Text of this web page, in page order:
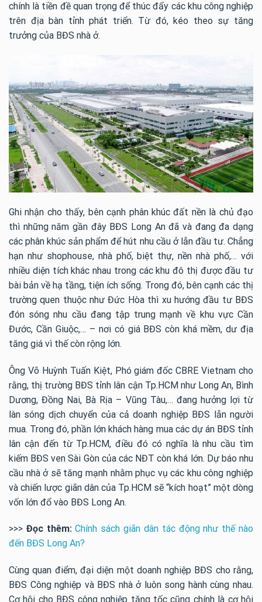
chính là tiền đề quan trọng để thúc đẩy các khu công nghiệp
trên địa bàn tỉnh phát triển. Từ đó, kéo theo sự tăng
trưởng của BĐS nhà ở.
Ghi nhận cho thấy, bên cạnh phân khúc đất nền là chủ đạo
thì những năm gần đây BĐS Long An đã và đang đa dạng
các phân khúc sản phẩm để hút nhu cầu ở lẫn đầu tư. Chẳng
hạn như shophouse, nhà phố, biệt thự, nền nhà phố,… với
nhiều diện tích khác nhau trong các khu đô thị được đầu tư
bài bản về hạ tầng, tiện ích sống. Trong đó, bên cạnh các thị
trường quen thuộc như Đức Hòa thì xu hướng đầu tư BĐS
đón sóng nhu cầu đang tập trung mạnh về khu vực Cần
Đước, Cần Giuộc,… – nơi có giá BĐS còn khá mềm, dư địa
tăng giá vì thế còn rộng lớn.
Ông Võ Huỳnh Tuấn Kiệt, Phó giám đốc CBRE Vietnam cho
rằng, thị trường BĐS tỉnh lân cận Tp.HCM như Long An, Bình
Dương, Đồng Nai, Bà Rịa – Vũng Tàu,… đang hưởng lợi từ
làn sóng dịch chuyển của cả doanh nghiệp BĐS lẫn người
mua. Trong đó, phần lớn khách hàng mua các dự án BĐS tỉnh
lân cận đến từ Tp.HCM, điều đó có nghĩa là nhu cầu tìm
kiếm BĐS ven Sài Gòn của các NĐT còn khá lớn. Dự báo nhu
cầu nhà ở sẽ tăng mạnh nhằm phục vụ các khu công nghiệp
và chiến lược giãn dân của Tp.HCM sẽ “kích hoạt” một dòng
vốn lớn đổ vào BĐS Long An.
>>> Đọc thêm: Chính sách giãn dân tác động như thế nào
đến BĐS Long An?
Cùng quan điểm, đại diện một doanh nghiệp BĐS cho rằng,
BĐS Công nghiệp và BĐS nhà ở luôn song hành cùng nhau.
Cơ hội cho BĐS công nghiệp tăng tốc cũng chính là cơ hội